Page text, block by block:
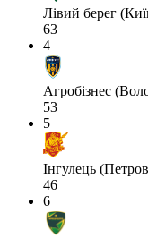
Лівий берег
63
4
Агробізнес
53
5
Інгулець
46
6